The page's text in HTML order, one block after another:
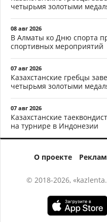
четырьмя золотыми
08 авг 2026
В Алматы ко Дню спорта
спортивных мероприятий
07 авг 2026
Казахстанские гребцы
четырьмя золотыми
07 авг 2026
Казахстанские
на турнире в Индонезии
О проекте
© 2018-2026,